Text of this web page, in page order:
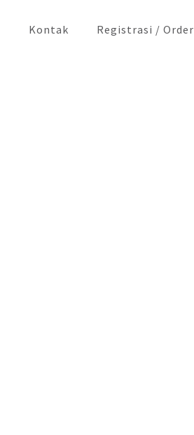
Kontak Registrasi / Order